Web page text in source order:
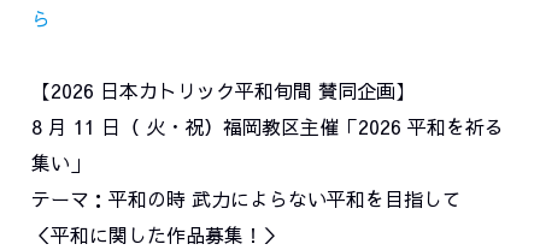
ら
【2026 日本カトリック平和旬間 賛同企画】
8 月 11 日（ 火・祝）福岡教区主催「2026 平和を祈る
集い」
テーマ：平和の時 武力によらない平和を目指して
＜平和に関した作品募集！＞